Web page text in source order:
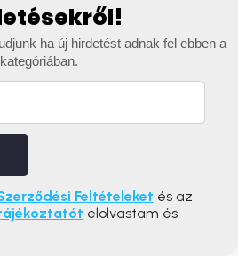
ha új hirdetést adnak fel ebben a
kategóriában.
Feltételeket és az
elolvastam és